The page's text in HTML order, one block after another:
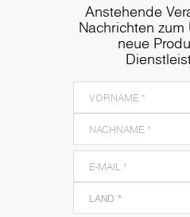
Anstehende
Nachrichten zum
neue